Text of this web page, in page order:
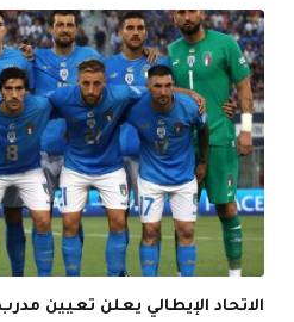
الاتحاد الإيطالي يعلن تعيين